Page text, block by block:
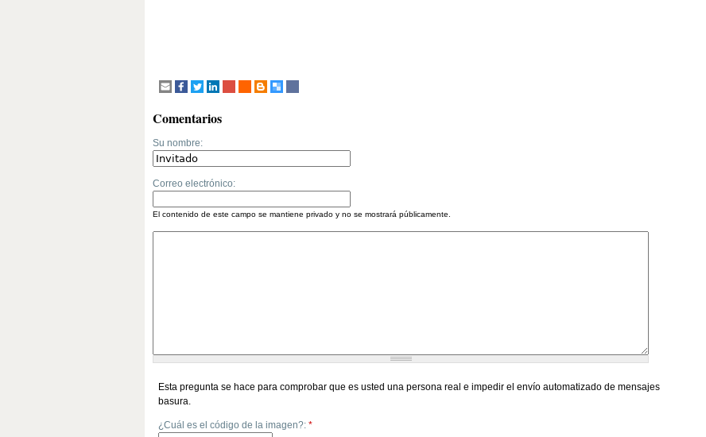
Comentarios
Su nombre:
Correo electrónico:
El contenido de este campo se mantiene privado y no se mostrará públicamente.
Esta pregunta se hace para comprobar que es usted una persona real e impedir el envío automatizado de mensajes
basura.
¿Cuál es el código de la imagen?: *